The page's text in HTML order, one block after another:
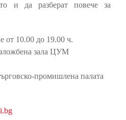
и да разберат повече за
от 10.00 до 19.00 ч.
зала ЦУМ
промишлена палата